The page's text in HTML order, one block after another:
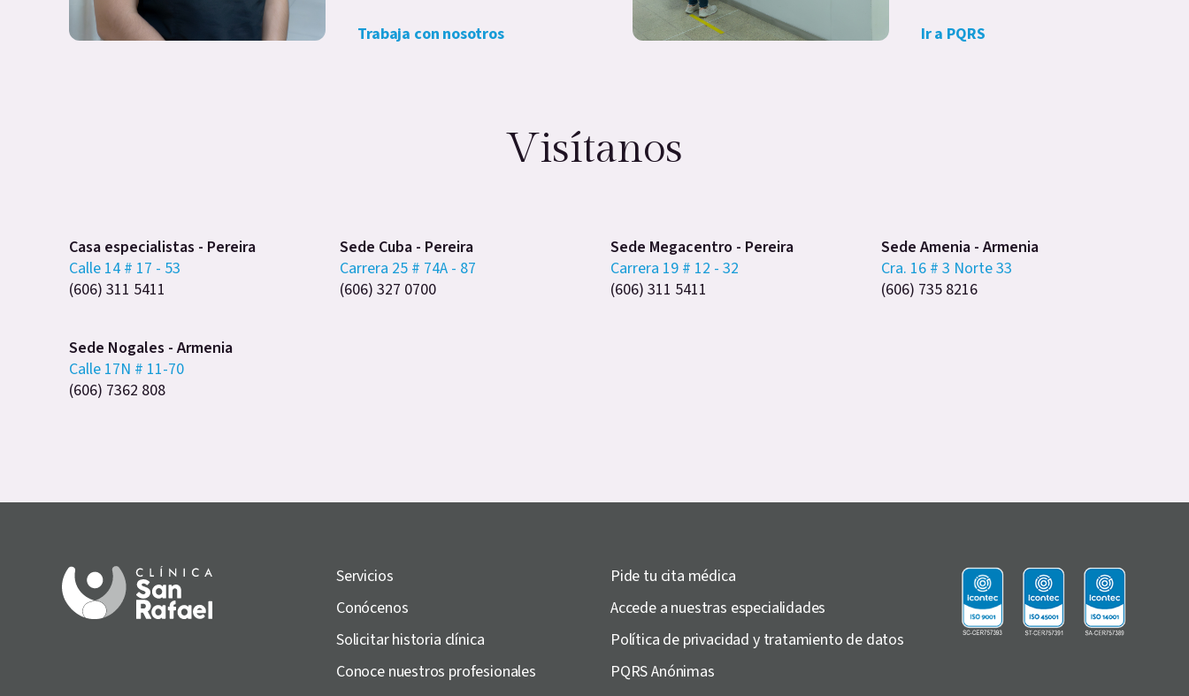
Trabaja con nosotros Ir a PQRS
Visítanos
Casa especialistas - Pereira
Calle 14 # 17 - 53
(606) 311 5411
Sede Cuba - Pereira
Carrera 25 # 74A - 87
(606) 327 0700
Sede Megacentro - Pereira
Carrera 19 # 12 - 32
(606) 311 5411
Sede Amenia - Armenia
Cra. 16 # 3 Norte 33
(606) 735 8216
Sede Nogales - Armenia
Calle 17N # 11-70
(606) 7362 808
Servicios
Conócenos
Solicitar historia clínica
Conoce nuestros profesionales
Pide tu cita médica
Accede a nuestras especialidades
Política de privacidad y tratamiento de datos
PQRS Anónimas